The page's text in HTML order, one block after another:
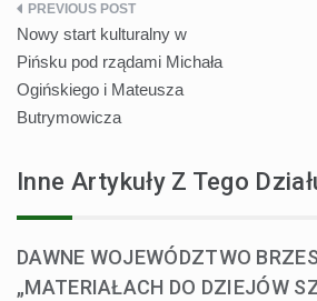
Nawigacja
wpisu
Nowy start kulturalny w
Pińsku pod rządami Michała
Ogińskiego i Mateusza
Butrymowicza
Inne Artykuły Z Tego
DAWNE WOJEWÓDZTWO
„MATERIAŁACH DO DZIEJÓW